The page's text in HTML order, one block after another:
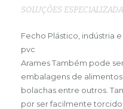
SOLUÇÕES
Fecho Plástico, indústria
pvc
Arames Também pode
embalagens de
bolachas entre outros.
por ser facilmente